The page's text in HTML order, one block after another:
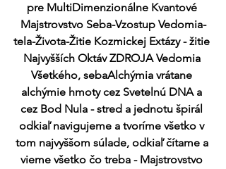
pre MultiDimenzionálne Kvantové
Majstrovstvo Seba-Vzostup Vedomia-
tela-Života-Žitie Kozmickej Extázy - žitie
Najvyšších Oktáv ZDROJA Vedomia
Všetkého, sebaAlchýmia vrátane
alchýmie hmoty cez Svetelnú DNA a
cez Bod Nula - stred a jednotu špirál
odkiaľ navigujeme a tvoríme všetko v
tom najvyššom súlade, odkiaľ čítame a
vieme všetko čo treba - Majstrovstvo